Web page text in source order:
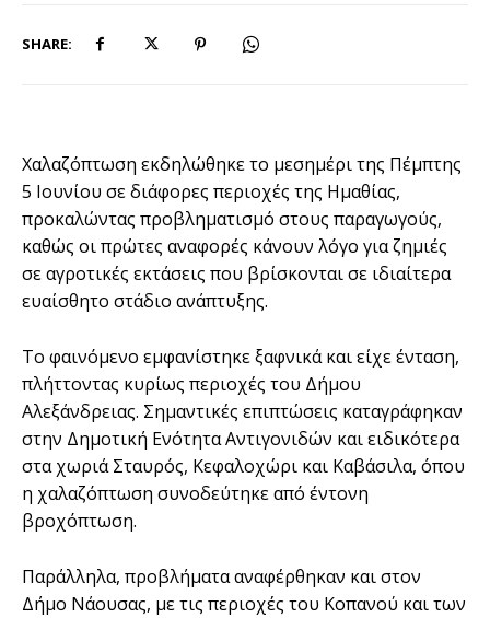
SHARE:
Χαλαζόπτωση εκδηλώθηκε το μεσημέρι της Πέμπτης
5 Ιουνίου σε διάφορες περιοχές της Ημαθίας,
προκαλώντας προβληματισμό στους παραγωγούς,
καθώς οι πρώτες αναφορές κάνουν λόγο για ζημιές
σε αγροτικές εκτάσεις που βρίσκονται σε ιδιαίτερα
ευαίσθητο στάδιο ανάπτυξης.
Το φαινόμενο εμφανίστηκε ξαφνικά και είχε ένταση,
πλήττοντας κυρίως περιοχές του Δήμου
Αλεξάνδρειας. Σημαντικές επιπτώσεις καταγράφηκαν
στην Δημοτική Ενότητα Αντιγονιδών και ειδικότερα
στα χωριά Σταυρός, Κεφαλοχώρι και Καβάσιλα, όπου
η χαλαζόπτωση συνοδεύτηκε από έντονη
βροχόπτωση.
Παράλληλα, προβλήματα αναφέρθηκαν και στον
Δήμο Νάουσας, με τις περιοχές του Κοπανού και των